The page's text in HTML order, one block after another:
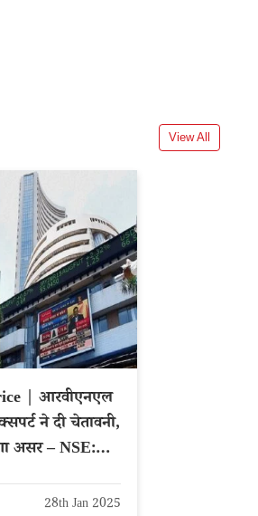
View All
| आरवीएनएल
ने दी चेतावनी,
असर – NSE:
28th Jan 2025